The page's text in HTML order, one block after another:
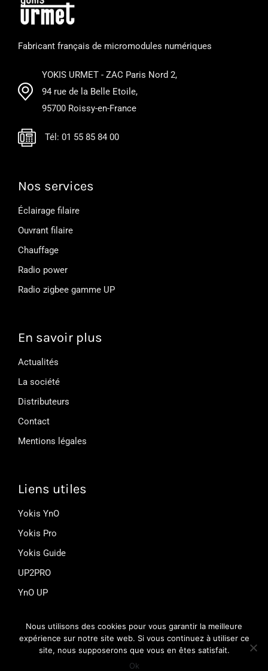
Fabricant français de micromodules numériques
YOKIS URMET - ZAC Paris Nord 2,
94 rue de la Belle Etoile,
95700 Roissy-en-France
Tél: 01 55 85 84 00
Nos services
Éclairage filaire
Ouvrant filaire
Chauffage
Radio power
Radio zigbee gamme UP
En savoir plus
Actualités
La société
Distributeurs
Contact
Mentions légales
Liens utiles
Yokis YnO
Yokis Pro
Yokis Guide
UP2PRO
YnO UP
Suivez-nous
© 2026 YOKIS. Tous droits réservés
Nous utilisons des cookies pour vous garantir la meilleure
expérience sur notre site web. Si vous continuez à utiliser ce
site, nous supposerons que vous en êtes satisfait.
Ok